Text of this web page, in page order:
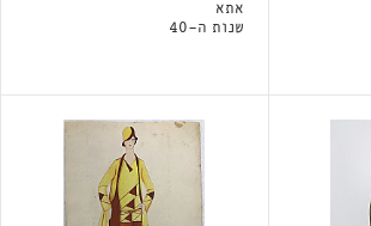
אתא
שנות ה-40